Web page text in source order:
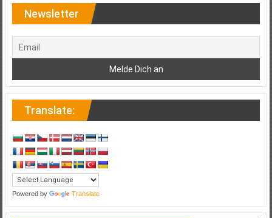
Newsletter
Translate:
Powered by Translate